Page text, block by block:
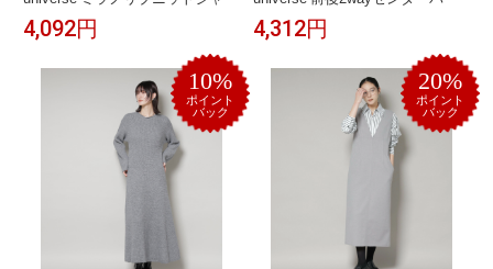
ット ナノユニバース トップス ニ
ット ブラック ホワイト ネイビー
4,092円
ル釦プルオーバーニット ナノユ
ニバース トップス ニット ブルー
ベージュ ネイビー【送料無料】
4,312円
10%
ポイント
バック
20%
ポイント
バック